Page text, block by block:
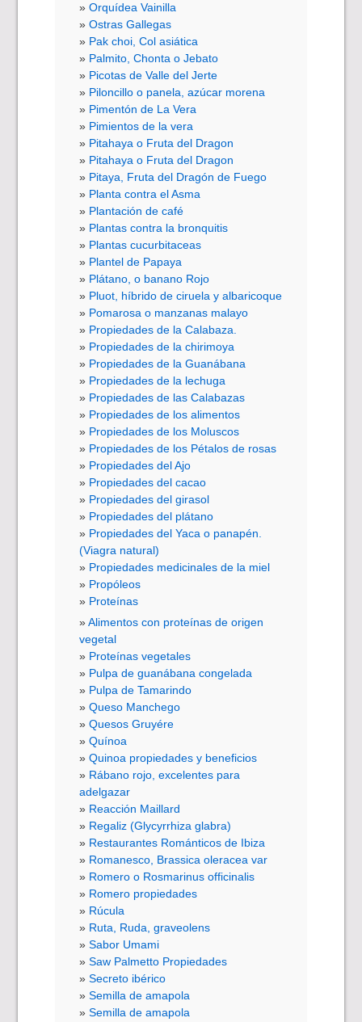
Orquídea Vainilla
Ostras Gallegas
Pak choi, Col asiática
Palmito, Chonta o Jebato
Picotas de Valle del Jerte
Piloncillo o panela, azúcar morena
Pimentón de La Vera
Pimientos de la vera
Pitahaya o Fruta del Dragon
Pitahaya o Fruta del Dragon
Pitaya, Fruta del Dragón de Fuego
Planta contra el Asma
Plantación de café
Plantas contra la bronquitis
Plantas cucurbitaceas
Plantel de Papaya
Plátano, o banano Rojo
Pluot, híbrido de ciruela y albaricoque
Pomarosa o manzanas malayo
Propiedades de la Calabaza.
Propiedades de la chirimoya
Propiedades de la Guanábana
Propiedades de la lechuga
Propiedades de las Calabazas
Propiedades de los alimentos
Propiedades de los Moluscos
Propiedades de los Pétalos de rosas
Propiedades del Ajo
Propiedades del cacao
Propiedades del girasol
Propiedades del plátano
Propiedades del Yaca o panapén.
(Viagra natural)
Propiedades medicinales de la miel
Propóleos
Proteínas
Alimentos con proteínas de origen
vegetal
Proteínas vegetales
Pulpa de guanábana congelada
Pulpa de Tamarindo
Queso Manchego
Quesos Gruyére
Quínoa
Quinoa propiedades y beneficios
Rábano rojo, excelentes para
adelgazar
Reacción Maillard
Regaliz (Glycyrrhiza glabra)
Restaurantes Románticos de Ibiza
Romanesco, Brassica oleracea var
Romero o Rosmarinus officinalis
Romero propiedades
Rúcula
Ruta, Ruda, graveolens
Sabor Umami
Saw Palmetto Propiedades
Secreto ibérico
Semilla de amapola
Semilla de amapola